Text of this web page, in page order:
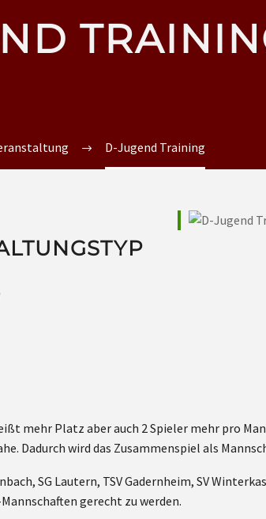
D-Jugend Training
mehr Platz aber auch 2 Spieler mehr pro
Dadurch wird das Zusammenspiel als
SG Lautern, TSV Gadernheim, SV
gerecht zu werden.